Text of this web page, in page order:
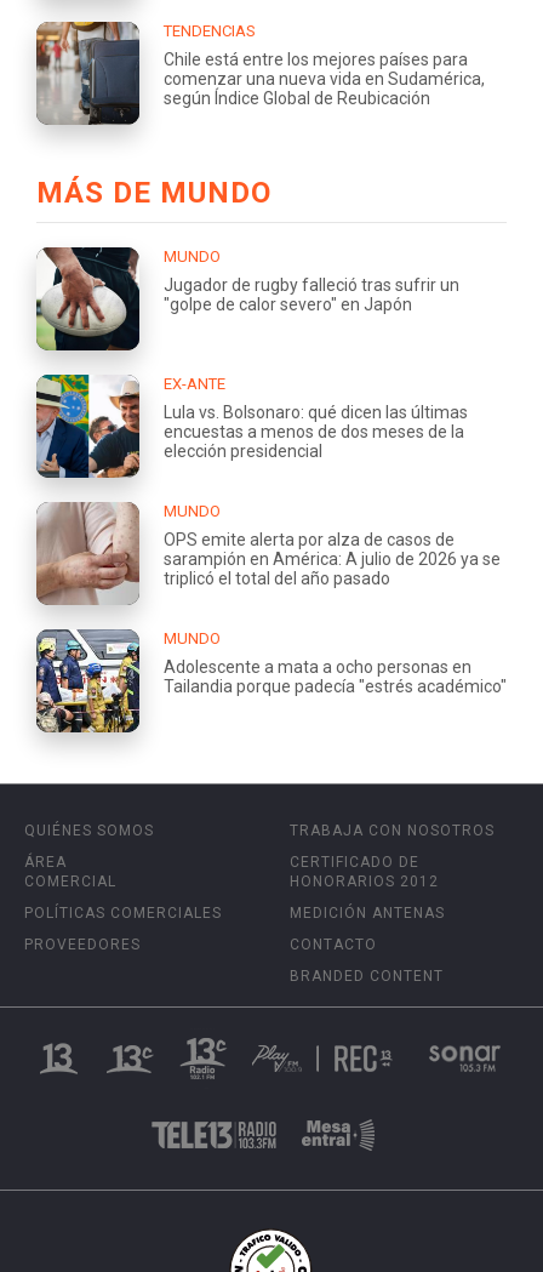
TENDENCIAS
Chile está entre los mejores países para
comenzar una nueva vida en Sudamérica,
según Índice Global de Reubicación
MÁS DE MUNDO
MUNDO
Jugador de rugby falleció tras sufrir un
"golpe de calor severo" en Japón
EX-ANTE
Lula vs. Bolsonaro: qué dicen las últimas
encuestas a menos de dos meses de la
elección presidencial
MUNDO
OPS emite alerta por alza de casos de
sarampión en América: A julio de 2026 ya se
triplicó el total del año pasado
MUNDO
Adolescente a mata a ocho personas en
Tailandia porque padecía "estrés académico"
QUIÉNES SOMOS
ÁREA
COMERCIAL
POLÍTICAS COMERCIALES
PROVEEDORES
TRABAJA CON NOSOTROS
CERTIFICADO DE
HONORARIOS 2012
MEDICIÓN ANTENAS
CONTACTO
BRANDED CONTENT